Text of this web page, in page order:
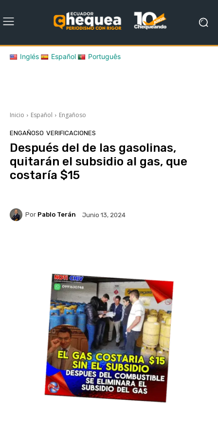
Inglés Español Português
Inicio Español Engañoso
ENGAÑOSO VERIFICACIONES
Después del de las gasolinas,
quitarán el subsidio al gas, que
costaría $15
Por Pablo Terán Junio 13, 2024